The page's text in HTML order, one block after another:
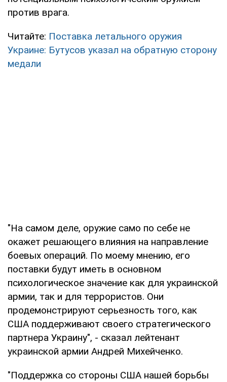
против врага.
Читайте: Поставка летального оружия
Украине: Бутусов указал на обратную сторону
медали
"На самом деле, оружие само по себе не
окажет решающего влияния на направление
боевых операций. По моему мнению, его
поставки будут иметь в основном
психологическое значение как для украинской
армии, так и для террористов. Они
продемонстрируют серьезность того, как
США поддерживают своего стратегического
партнера Украину", - сказал лейтенант
украинской армии Андрей Михейченко.
"Поддержка со стороны США нашей борьбы